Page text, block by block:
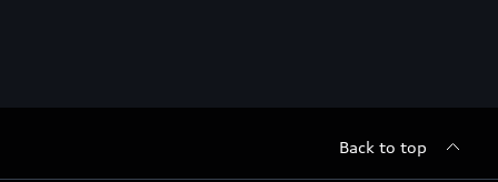
Back to top